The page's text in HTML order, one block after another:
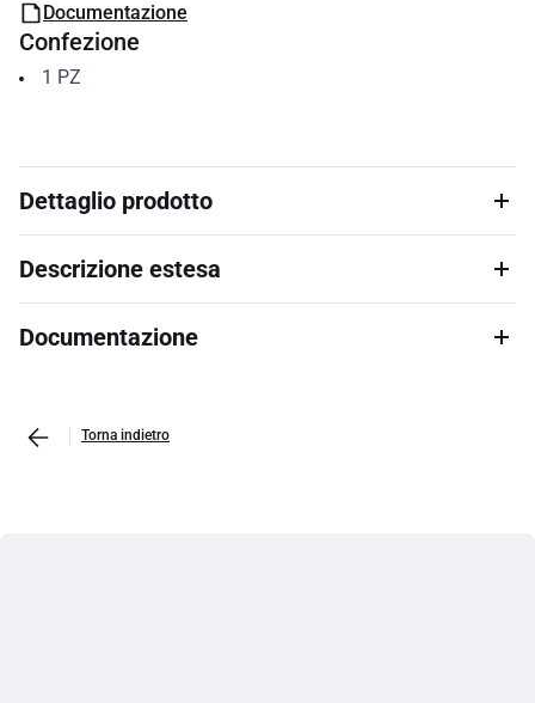
Documentazione
Confezione
1 PZ
Dettaglio prodotto
Descrizione estesa
Documentazione
Torna indietro